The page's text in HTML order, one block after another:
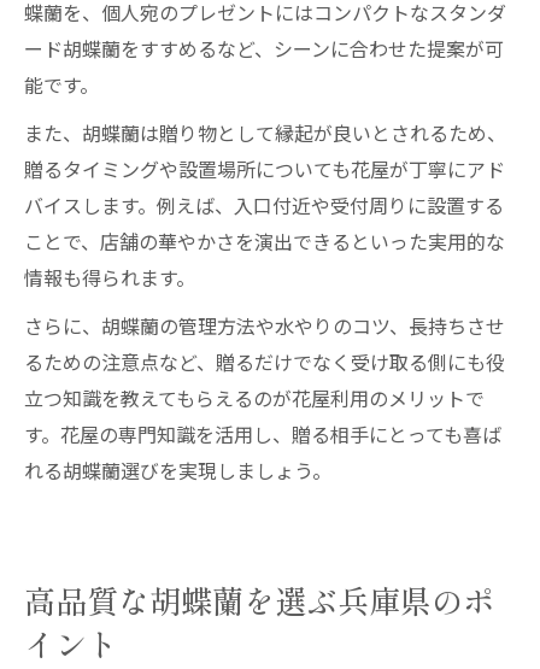
蝶蘭を、個人宛のプレゼントにはコンパクトなスタンダ
ード胡蝶蘭をすすめるなど、シーンに合わせた提案が可
能です。
また、胡蝶蘭は贈り物として縁起が良いとされるため、
贈るタイミングや設置場所についても花屋が丁寧にアド
バイスします。例えば、入口付近や受付周りに設置する
ことで、店舗の華やかさを演出できるといった実用的な
情報も得られます。
さらに、胡蝶蘭の管理方法や水やりのコツ、長持ちさせ
るための注意点など、贈るだけでなく受け取る側にも役
立つ知識を教えてもらえるのが花屋利用のメリットで
す。花屋の専門知識を活用し、贈る相手にとっても喜ば
れる胡蝶蘭選びを実現しましょう。
高品質な胡蝶蘭を選ぶ兵庫県のポ
イント